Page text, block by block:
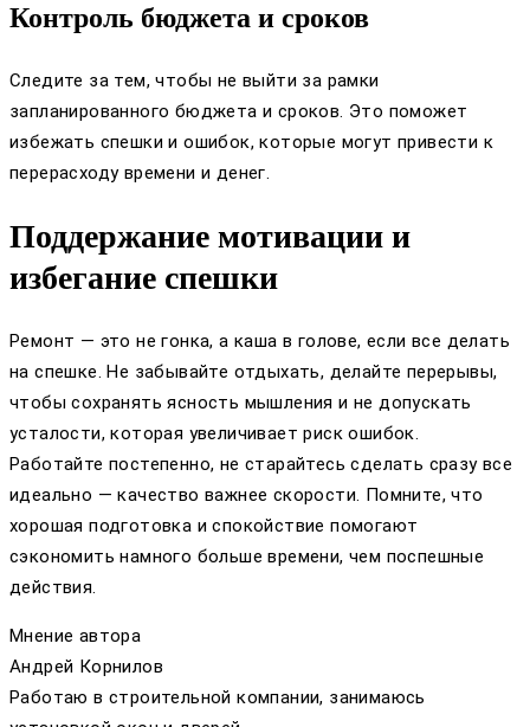
Контроль бюджета и сроков
Следите за тем, чтобы не выйти за рамки
запланированного бюджета и сроков. Это поможет
избежать спешки и ошибок, которые могут привести к
перерасходу времени и денег.
Поддержание мотивации и
избегание спешки
Ремонт — это не гонка, а каша в голове, если все делать
на спешке. Не забывайте отдыхать, делайте перерывы,
чтобы сохранять ясность мышления и не допускать
усталости, которая увеличивает риск ошибок.
Работайте постепенно, не старайтесь сделать сразу все
идеально — качество важнее скорости. Помните, что
хорошая подготовка и спокойствие помогают
сэкономить намного больше времени, чем поспешные
действия.
Мнение автора
Андрей Корнилов
Работаю в строительной компании, занимаюсь